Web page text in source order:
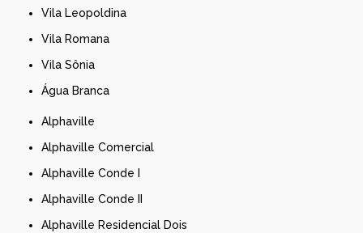
Vila Leopoldina
Vila Romana
Vila Sônia
Água Branca
Alphaville
Alphaville Comercial
Alphaville Conde I
Alphaville Conde II
Alphaville Residencial Dois